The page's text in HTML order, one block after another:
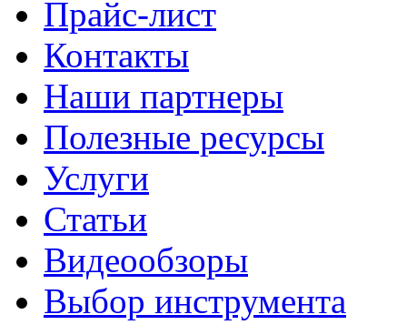
Прайс-лист
Контакты
Наши партнеры
Полезные ресурсы
Услуги
Статьи
Видеообзоры
Выбор инструмента